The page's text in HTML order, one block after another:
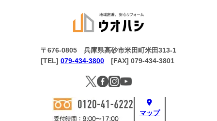
マップ
〒676-0805 兵庫県高砂市米田町米田313-1
[TEL] 079-434-3800 [FAX] 079-434-3801